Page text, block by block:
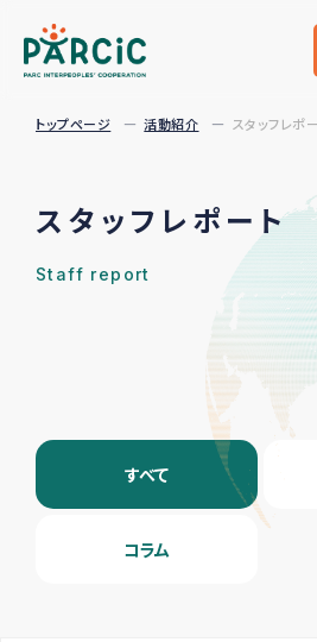
トップページ 活動紹介 スタッフレポ
スタッフレポート
Staff report
すべて
コラム